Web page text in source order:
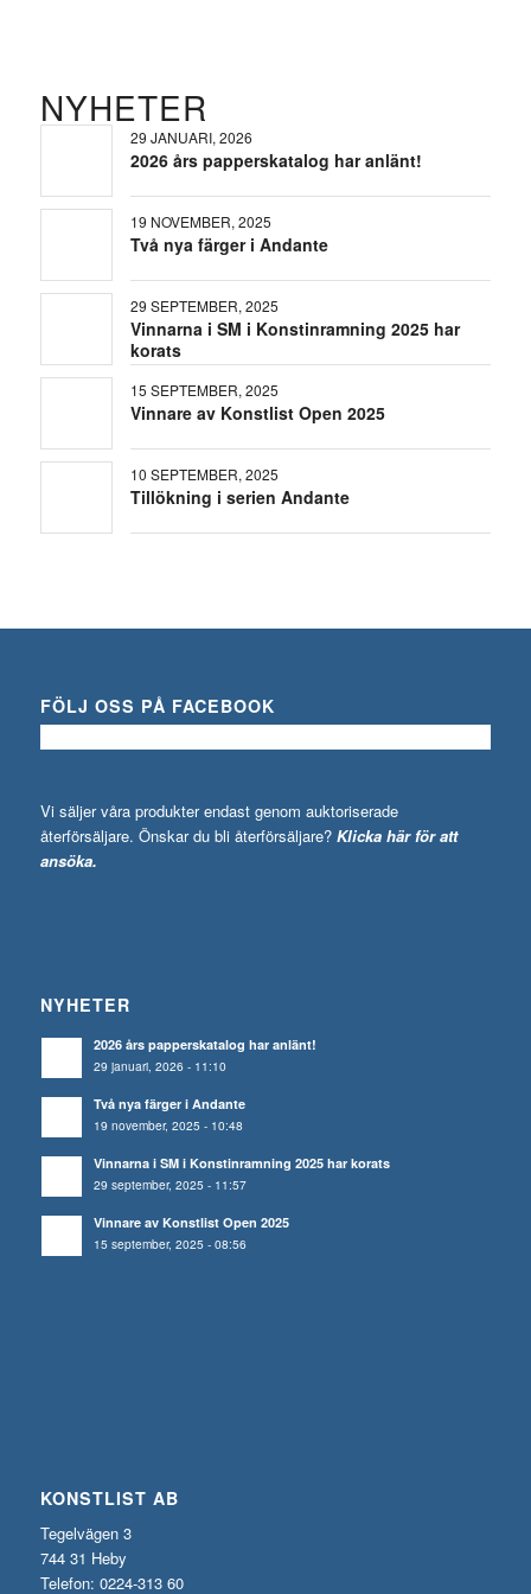
NYHETER
29 JANUARI, 2026
2026 års papperskatalog har anlänt!
19 NOVEMBER, 2025
Två nya färger i Andante
29 SEPTEMBER, 2025
Vinnarna i SM i Konstinramning 2025 har
korats
15 SEPTEMBER, 2025
Vinnare av Konstlist Open 2025
10 SEPTEMBER, 2025
Tillökning i serien Andante
FÖLJ OSS PÅ FACEBOOK
Vi säljer våra produkter endast genom auktoriserade
återförsäljare. Önskar du bli återförsäljare? Klicka här för att
ansöka.
NYHETER
2026 års papperskatalog har anlänt!
29 januari, 2026 - 11:10
Två nya färger i Andante
19 november, 2025 - 10:48
Vinnarna i SM i Konstinramning 2025 har korats
29 september, 2025 - 11:57
Vinnare av Konstlist Open 2025
15 september, 2025 - 08:56
KONSTLIST AB
Tegelvägen 3
744 31 Heby
Telefon: 0224-313 60